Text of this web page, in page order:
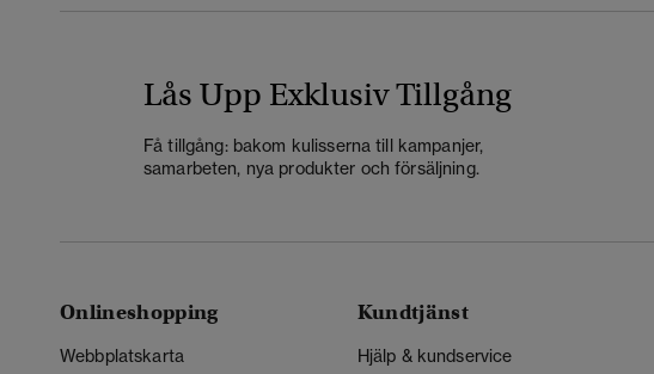
Lås Upp Exklusiv Tillgång
Få tillgång: bakom kulisserna till kampanjer,
samarbeten, nya produkter och försäljning.
Onlineshopping
Webbplatskarta
Kundtjänst
Hjälp & kundservice